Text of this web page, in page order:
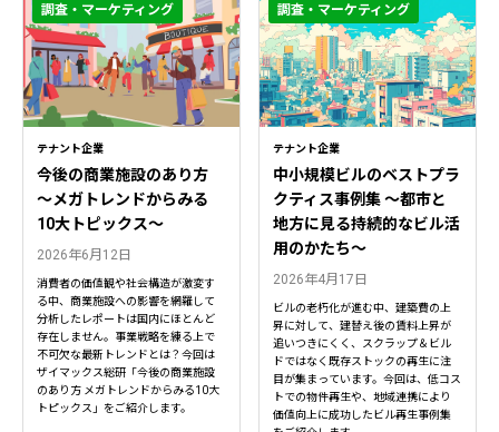
テナント企業
今後の商業施設のあり方
〜メガトレンドからみる
10大トピックス〜
2026年6月12日
消費者の価値観や社会構造が激変す
る中、商業施設への影響を網羅して
分析したレポートは国内にほとんど
存在しません。事業戦略を練る上で
不可欠な最新トレンドとは？今回は
ザイマックス総研「今後の商業施設
のあり方 メガトレンドからみる10大
トピックス」をご紹介します。
調査・マーケティング
テナント企業
中小規模ビルのベストプラ
クティス事例集 ～都市と
地方に見る持続的なビル活
用のかたち～
2026年4月17日
ビルの老朽化が進む中、建築費の上
昇に対して、建替え後の賃料上昇が
追いつきにくく、スクラップ＆ビル
ドではなく既存ストックの再生に注
目が集まっています。今回は、低コス
トでの物件再生や、地域連携により
価値向上に成功したビル再生事例集
調査・マーケティング